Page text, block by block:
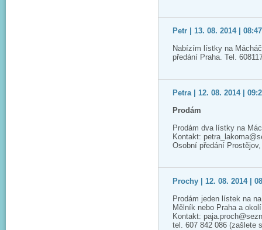
Petr | 13. 08. 2014 |
Nabízím lístky na
předání Praha. Tel.
Petra | 12. 08. 2014 |
Prodám
Prodám dva lístky na
Kontakt:
Osobní předání
Prochy | 12. 08. 2014 |
Prodám jeden lístek na
Mělník nebo Praha a
Kontakt:
tel. 607 842 086 (zašlete